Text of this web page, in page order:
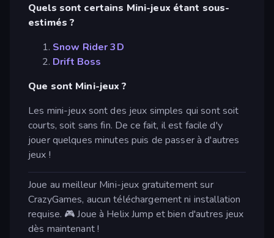
Quels sont certains Mini-jeux étant sous-
estimés ?
Snow Rider 3D
Drift Boss
Que sont Mini-jeux ?
Les mini-jeux sont des jeux simples qui sont soit
courts, soit sans fin. De ce fait, il est facile d'y
jouer quelques minutes puis de passer à d'autres
jeux !
Joue au meilleur Mini-jeux gratuitement sur
CrazyGames, aucun téléchargement ni installation
requise. 🎮 Joue à Helix Jump et bien d'autres jeux
dès maintenant !